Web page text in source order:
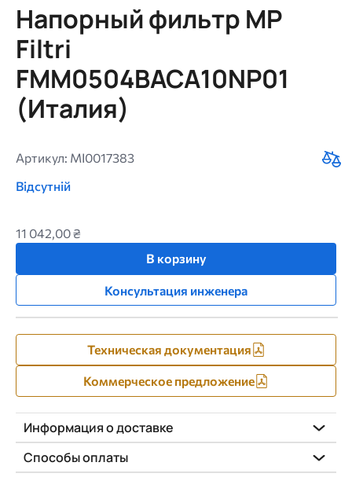
Напорный фильтр MP
Filtri
FMM0504BACA10NP01
(Италия)
Артикул: MI0017383
Відсутній
11 042,00 ₴
В корзину
Консультация инженера
Техническая документация
Коммерческое предложение
Информация о доставке
Способы оплаты